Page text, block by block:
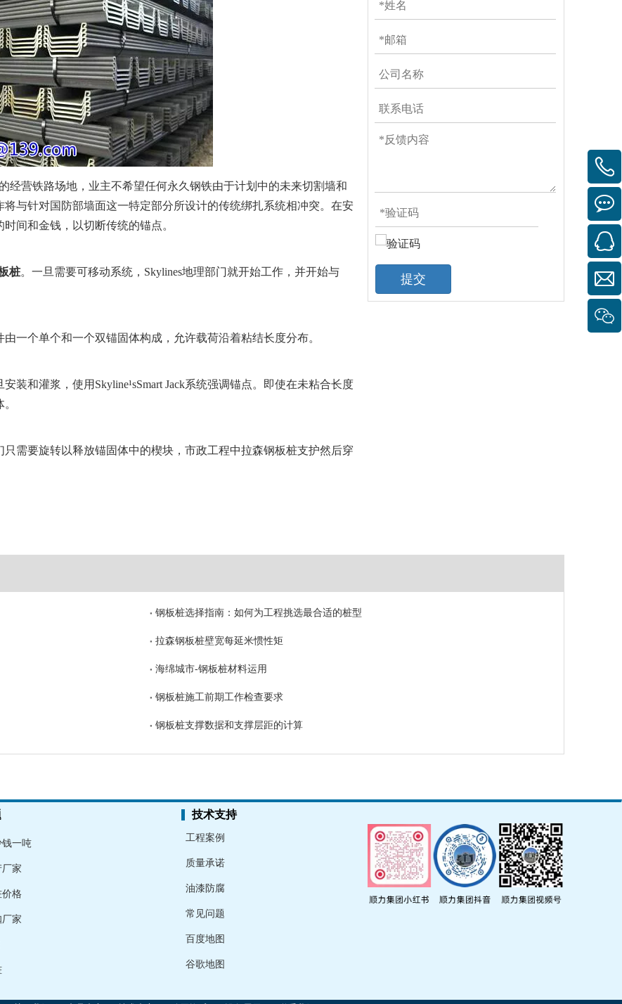
经营铁路场地，业主不希望任何永久钢铁由于计划中的未来切割墙和
与针对国防部墙面这一特定部分所设计的传统绑扎系统相冲突。在安
间和金钱，以切断传统的锚点。
桩。一旦需要可移动系统，Skylines地理部门就开始工作，并开始与
一个单个和一个双锚固体构成，允许载荷沿着粘结长度分布。
装和灌浆，使用Skyline¹sSmart Jack系统强调锚点。即使在未粘合长度
需要旋转以释放锚固体中的楔块， 市政工程中拉森钢板桩支护然后穿
提交
钢板桩选择指南：如何为工程挑选最合适的桩型
拉森钢板桩壁宽每延米惯性矩
海绵城市-钢板桩材料运用
钢板桩施工前期工作检查要求
钢板桩支撑数据和支撑层距的计算
一吨
家
价格
家
技术支持
工程案例
质量承诺
油漆防腐
常见问题
百度地图
谷歌地图